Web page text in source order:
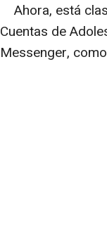
Ahora, está
Cuentas de
Messenger,